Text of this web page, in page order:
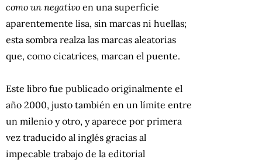
como un negativo en una superficie
aparentemente lisa, sin marcas ni huellas;
esta sombra realza las marcas aleatorias
que, como cicatrices, marcan el puente.
Este libro fue publicado originalmente el
año 2000, justo también en un límite entre
un milenio y otro, y aparece por primera
vez traducido al inglés gracias al
impecable trabajo de la editorial